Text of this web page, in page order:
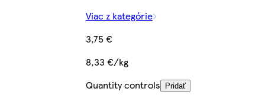
Viac z kategórie
3,75 €
8,33 €/kg
Quantity controls
Pridať